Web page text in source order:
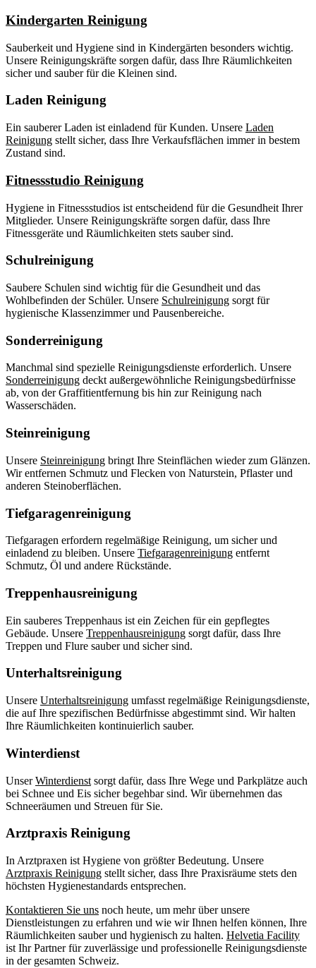
Kindergarten Reinigung
Sauberkeit und Hygiene sind in Kindergärten besonders wichtig.
Unsere Reinigungskräfte sorgen dafür, dass Ihre Räumlichkeiten
sicher und sauber für die Kleinen sind.
Laden Reinigung
Ein sauberer Laden ist einladend für Kunden. Unsere Laden
Reinigung stellt sicher, dass Ihre Verkaufsflächen immer in bestem
Zustand sind.
Fitnessstudio Reinigung
Hygiene in Fitnessstudios ist entscheidend für die Gesundheit Ihrer
Mitglieder. Unsere Reinigungskräfte sorgen dafür, dass Ihre
Fitnessgeräte und Räumlichkeiten stets sauber sind.
Schulreinigung
Saubere Schulen sind wichtig für die Gesundheit und das
Wohlbefinden der Schüler. Unsere Schulreinigung sorgt für
hygienische Klassenzimmer und Pausenbereiche.
Sonderreinigung
Manchmal sind spezielle Reinigungsdienste erforderlich. Unsere
Sonderreinigung deckt außergewöhnliche Reinigungsbedürfnisse
ab, von der Graffitientfernung bis hin zur Reinigung nach
Wasserschäden.
Steinreinigung
Unsere Steinreinigung bringt Ihre Steinflächen wieder zum Glänzen.
Wir entfernen Schmutz und Flecken von Naturstein, Pflaster und
anderen Steinoberflächen.
Tiefgaragenreinigung
Tiefgaragen erfordern regelmäßige Reinigung, um sicher und
einladend zu bleiben. Unsere Tiefgaragenreinigung entfernt
Schmutz, Öl und andere Rückstände.
Treppenhausreinigung
Ein sauberes Treppenhaus ist ein Zeichen für ein gepflegtes
Gebäude. Unsere Treppenhausreinigung sorgt dafür, dass Ihre
Treppen und Flure sauber und sicher sind.
Unterhaltsreinigung
Unsere Unterhaltsreinigung umfasst regelmäßige Reinigungsdienste,
die auf Ihre spezifischen Bedürfnisse abgestimmt sind. Wir halten
Ihre Räumlichkeiten kontinuierlich sauber.
Winterdienst
UnserWinterdienst sorgt dafür, dass Ihre Wege und Parkplätze auch
bei Schnee und Eis sicher begehbar sind. Wir übernehmen das
Schneeräumen und Streuen für Sie.
Arztpraxis Reinigung
In Arztpraxen ist Hygiene von größter Bedeutung. Unsere
Arztpraxis Reinigung stellt sicher, dass Ihre Praxisräume stets den
höchsten Hygienestandards entsprechen.
Kontaktieren Sie uns noch heute, um mehr über unsere
Dienstleistungen zu erfahren und wie wir Ihnen helfen können, Ihre
Räumlichkeiten sauber und hygienisch zu halten. Helvetia Facility
ist Ihr Partner für zuverlässige und professionelle Reinigungsdienste
in der gesamten Schweiz.